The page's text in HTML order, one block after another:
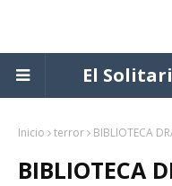
El
Inicio terror BIBLIOTECA
BIBLIOTECA